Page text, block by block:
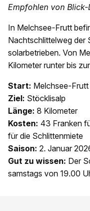
Empfohlen von
In Melchsee-Frutt
Nachtschlittelweg der
solarbetrieben. Von
Kilometer runter bis
Start: Melchsee-Frutt
Ziel: Stöcklisalp
Länge: 8 Kilometer
Kosten: 43 Franken
für die Schlittenmiete
Saison: 2. Januar
Gut zu wissen: Der
samstags von 19.00